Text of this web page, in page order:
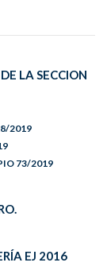
LA SECCION
2019
73/2019
EJ 2016